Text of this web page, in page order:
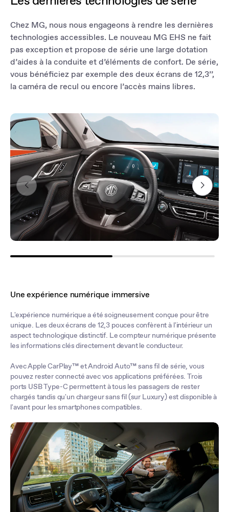
offrent une vue panoramique, tandis que des capteurs à ultrasons
dynamique au recul vous aide à vous garer dans l'angle parfait.
*Le système de vision panoramique à 360° est un système
d'aide à la conduite conçu pour faciliter les manœuvres de
stationnement et les manœuvres à faible vitesse. En raison de la
couverture limitée du système de caméras, l'écran peut ne pas
afficher tous les obstacles ou dangers environnants.
toute sécurité du véhicule et doit à tout moment rester attentif à
l'environnement du véhicule en effectuant une inspection
visuelle directe et en faisant preuve de la prudence nécessaire.
Chez MG, nous nous engageons à rendre les dernières
technologies accessibles. Le nouveau MG EHS ne fait
pas exception et propose de série une large dotation
d’aides à la conduite et d’éléments de confort. De série,
vous bénéficiez par exemple des deux écrans de 12,3’’,
la caméra de recul ou encore l’accès mains libres.
Une expérience numérique immersive
L'expérience numérique a été soigneusement conçue pour être
unique. Les deux écrans de 12,3 pouces confèrent à l'intérieur un
aspect technologique distinctif. Le compteur numérique présente
les informations clés directement devant le conducteur.
Avec Apple CarPlay™ et Android Auto™ sans fil de série, vous
pouvez rester connecté avec vos applications préférées. Trois
ports USB Type-C permettent à tous les passagers de rester
chargés tandis qu'un chargeur sans fil (sur Luxury) est disponible à
l'avant pour les smartphones compatibles.